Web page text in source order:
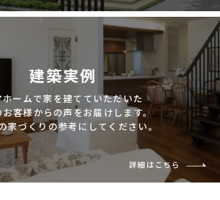
建築実例
ホームで家を建てていただいた
お客様からの声をお届けします。
家づくりの参考にしてください。
詳細はこちら